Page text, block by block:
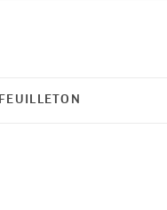
FEUILLETON